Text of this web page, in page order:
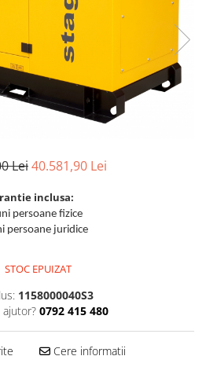
Lei40.581,90 Lei
inclusa:
persoane fizice
persoane juridice
STOC EPUIZAT
1158000040S3
0792 415 480
Cere informatii